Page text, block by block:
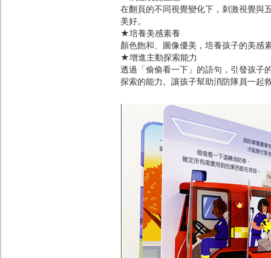
在翻頁的不同視覺變化下，刺激視覺與
美好。
★培養美感素養
顏色飽和、圖像優美，培養孩子的美感
★增進主動探索能力
透過「偷偷看一下」的語句，引發孩子
探索的能力。讓孩子幫助消防隊員一起